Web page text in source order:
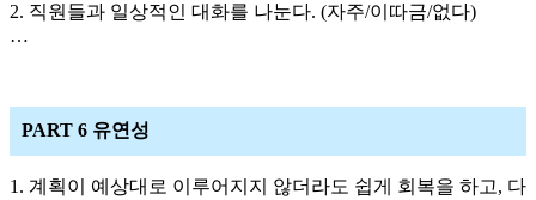
2. 직원들과 일상적인 대화를 나눈다. (자주/이따금/없다)
…
PART 6 유연성
1. 계획이 예상대로 이루어지지 않더라도 쉽게 회복을 하고, 다